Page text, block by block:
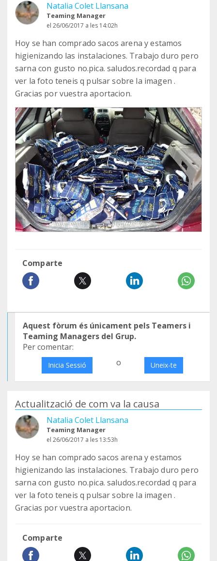
Natalia Colet Llansana
Teaming Manager
el 26/06/2017 a les 14:02h
Hoy se han comprado sacos arena y estamos
higienizando las instalaciones. Trabajo duro pero
sarna con gusto no.pica. saludos.recordad q para
ver la foto teneis q pulsar sobre la imagen .
Gracias por vuestra aportacion.
Comparte
Aquest fòrum és únicament pels Teamers i
Teaming Managers del Grup.
Per comentar:
Inicia Sessió o Uneix-te
Actualització de com va la causa
Natalia Colet Llansana
Teaming Manager
el 26/06/2017 a les 13:53h
Hoy se han comprado sacos arena y estamos
higienizando las instalaciones. Trabajo duro pero
sarna con gusto no.pica. saludos.recordad q para
ver la foto teneis q pulsar sobre la imagen .
Gracias por vuestra aportacion.
Comparte